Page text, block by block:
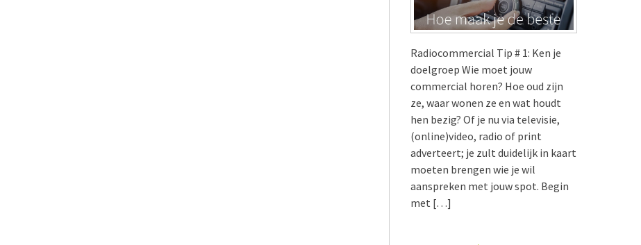
Radiocommercial Tip # 1: Ken je
doelgroep Wie moet jouw
commercial horen? Hoe oud zijn
ze, waar wonen ze en wat houdt
hen bezig? Of je nu via televisie,
(online)video, radio of print
adverteert; je zult duidelijk in kaart
moeten brengen wie je wil
aanspreken met jouw spot. Begin
met […]